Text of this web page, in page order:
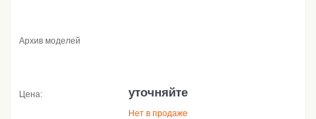
Архив моделей
Цена: уточняйте
Нет в продаже